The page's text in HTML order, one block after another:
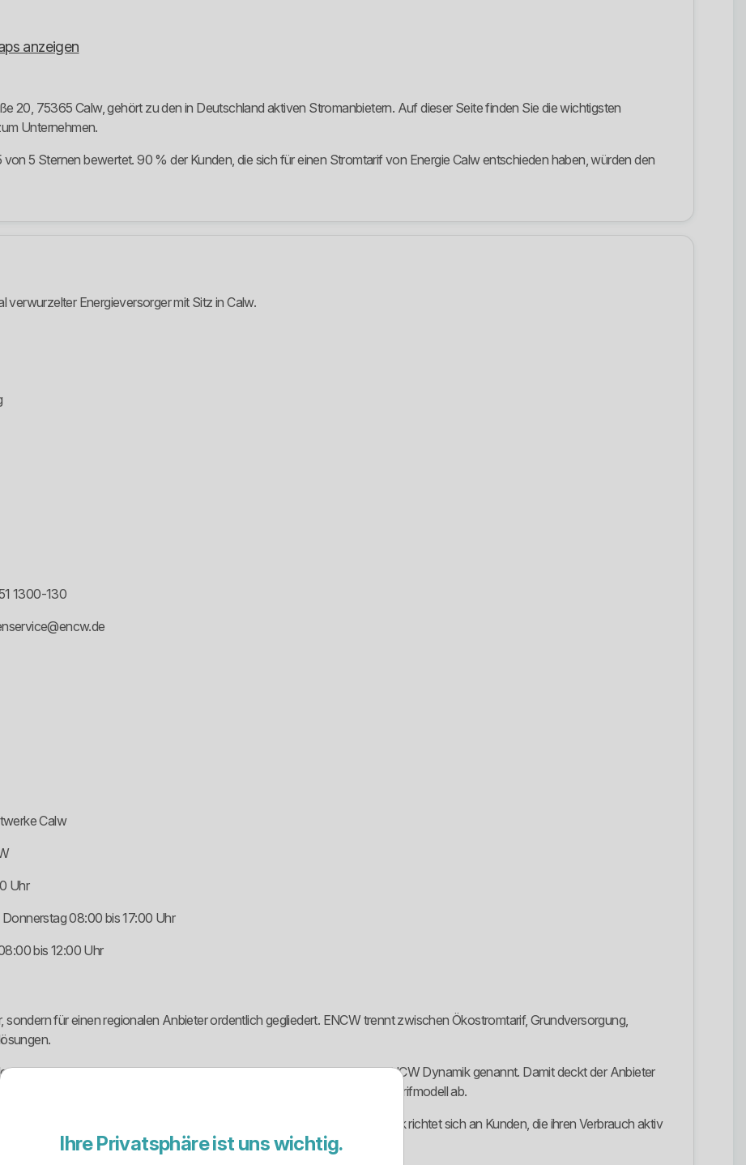
anzeigen
20, 75365 Calw, gehört zu den in Deutschland aktiven Stromanbietern. Auf dieser Seite finden Sie die wichtigsten
Unternehmen.
5 Sternen bewertet. 90 % der Kunden, die sich für einen Stromtarif von Energie Calw entschieden haben, würden den
verwurzelter Energieversorger mit Sitz in Calw.
1300-130
Calw
Uhr
08:00 bis 17:00 Uhr
bis 12:00 Uhr
für einen regionalen Anbieter ordentlich gegliedert. ENCW trennt zwischen Ökostromtarif, Grundversorgung,
NATURstrom 27, Calw Wärmestrom 12, ENCW Strom Komfort und ENCW Dynamik genannt. Damit deckt der Anbieter
Speicherheizung und Haushalte mit Interesse an einem dynamischen Tarifmodell ab.
27 ist der gesondert vermarktete Ökostromtarif. ENCW Dynamik richtet sich an Kunden, die ihren Verbrauch aktiv
gedacht.
Ihre Privatsphäre ist uns wichtig.